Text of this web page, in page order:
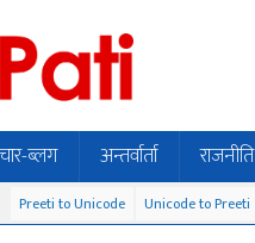
ब्लग अन्तर्वार्ता राजनीति
Preeti to Unicode Unicode to Preeti